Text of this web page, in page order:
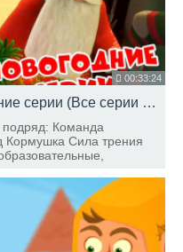
00:33:24
Фиксики - Новогодние и зимние серии (Все серии подряд) / Fixiki
подряд: Команда
Кормушка Сила трения
самые новые серии